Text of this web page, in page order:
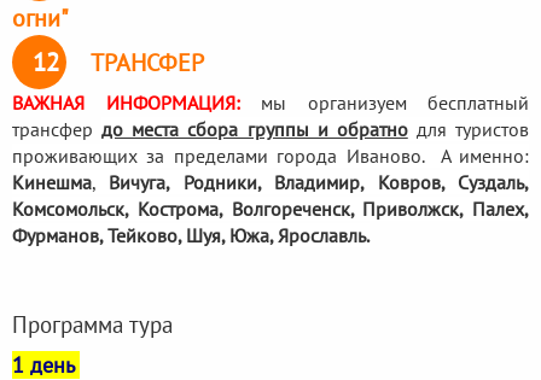
огни"
12 ТРАНСФЕР
ВАЖНАЯ ИНФОРМАЦИЯ:мы организуем бесплатный
трансфердо места сбора группы и обратнодля туристов
проживающих за пределами города Иваново. А именно:
Кинешма, Вичуга, Родники, Владимир, Ковров, Суздаль,
Комсомольск, Кострома, Волгореченск, Приволжск, Палех,
Фурманов, Тейково, Шуя, Южа, Ярославль.
Программа тура
1 день